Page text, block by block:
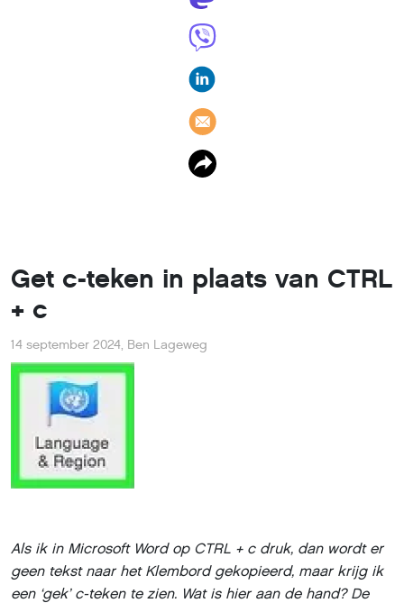
Get c-teken in plaats van CTRL
+ c
14 september 2024, Ben Lageweg
Als ik in Microsoft Word op CTRL + c druk, dan wordt er
geen tekst naar het Klembord gekopieerd, maar krijg ik
een ‘gek’ c-teken te zien. Wat is hier aan de hand? De